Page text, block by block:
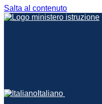
Salta al contenuto
Italiano